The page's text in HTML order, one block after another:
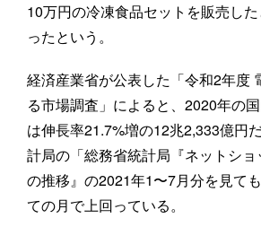
10万円の冷凍食品セットを販売し
ったという。
経済産業省が公表した「令和2年度
る市場調査」によると、2020年の
は伸長率21.7%増の12兆2,333億円
計局の「総務省統計局『ネットシ
の推移』の2021年1〜7月分を見て
ての月で上回っている。